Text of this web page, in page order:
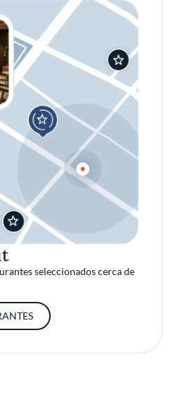
seleccionados cerca de